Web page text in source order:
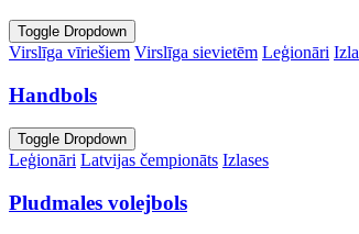
Toggle Dropdown
Virslīga vīriešiem Virslīga sievietēm Leģionāri
Handbols
Toggle Dropdown
Leģionāri Latvijas čempionāts Izlases
Pludmales volejbols